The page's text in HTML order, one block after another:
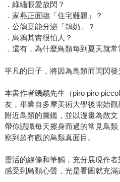
．綠繡眼愛放閃？
．家燕正面臨「住宅難題」？
．公鴿竟能分泌「鴿奶」？
．烏鴉其實很怕人？
．還有，為什麼鳥類每到夏天就常
平凡的日子，將因為鳥類而閃閃發
本書作者磯鷸先生（piro piro
友，畢業自多摩美術大學後開始
附近鳥類的圖鑑，並以漫畫為散
帶你認識每天擦身而過的常見鳥
察到超有戲的鳥類真面目。
靈活的線條和筆觸，充分展現作
感受到鳥類心聲，光是看圖就充滿